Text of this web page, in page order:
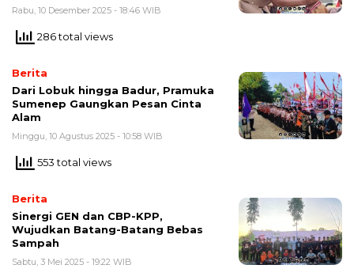
Rabu, 10 Desember 2025 - 18:46 WIB
286 total views
Berita
Dari Lobuk hingga Badur, Pramuka
Sumenep Gaungkan Pesan Cinta
Alam
Minggu, 10 Agustus 2025 - 10:58 WIB
553 total views
Berita
Sinergi GEN dan CBP-KPP,
Wujudkan Batang-Batang Bebas
Sampah
Sabtu, 3 Mei 2025 - 19:22 WIB